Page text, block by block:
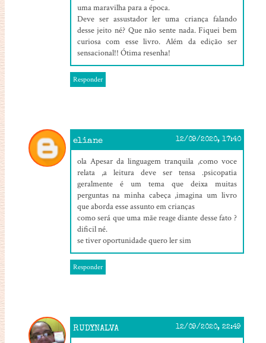
uma maravilha para a época.
Deve ser assustador ler uma criança falando
desse jeito né? Que não sente nada. Fiquei bem
curiosa com esse livro. Além da edição ser
sensacional!! Ótima resenha!
Responder
eliane 12/09/2020, 17:40
ola Apesar da linguagem tranquila ,como voce
relata ,a leitura deve ser tensa .psicopatia
geralmente é um tema que deixa muitas
perguntas na minha cabeça ,imagina um livro
que aborda esse assunto em crianças
como será que uma mãe reage diante desse fato ?
dificil né.
se tiver oportunidade quero ler sim
Responder
RUDYNALVA 12/09/2020, 22:49